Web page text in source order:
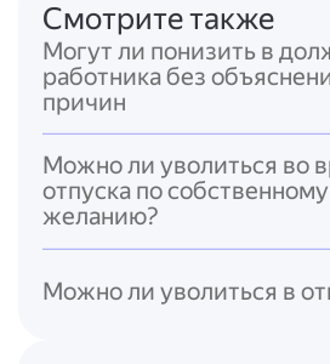
пособия (ч. 2 ст. 71 ТК РФ).
Если срок испытания истёк,
продолжает трудиться, он
выдержавшим испытание —
его можно только на общих
3 ст. 71 ТК РФ).
испытательного срока: он
Смотрите также
Могут ли понизить в должности
работника без
причин
Можно ли уволиться во время
отпуска по собственному
желанию?
Можно ли уволиться в